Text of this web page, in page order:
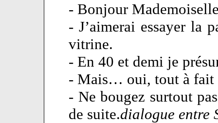
- Bonjour
- J’aimerai essayer la
vitrine.
- En 40 et demi je
- Mais… oui, tout à fait
- Ne bougez surtout
de suite.dialogue entre